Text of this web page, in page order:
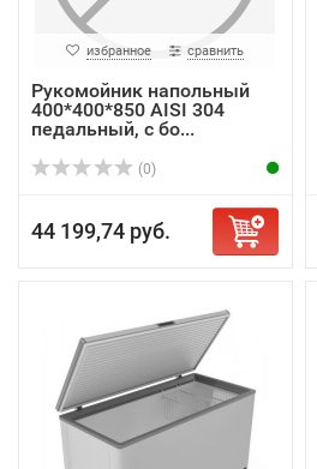
избранное сравнить
Рукомойник напольный
400*400*850 AISI 304
педальный, с бо...
(0)
44 199,74 руб.